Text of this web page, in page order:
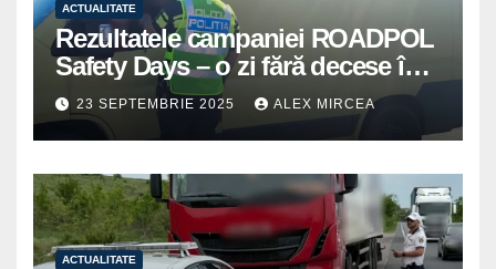
ACTUALITATE
Rezultatele campaniei ROADPOL
Safety Days – o zi fără decese în
trafic
23 SEPTEMBRIE 2025 ALEX MIRCEA
ACTUALITATE